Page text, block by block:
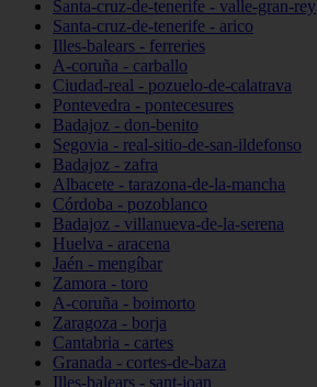
Santa-cruz-de-tenerife - valle-gran-rey
Santa-cruz-de-tenerife - arico
Illes-balears - ferreries
A-coruña - carballo
Ciudad-real - pozuelo-de-calatrava
Pontevedra - pontecesures
Badajoz - don-benito
Segovia - real-sitio-de-san-ildefonso
Badajoz - zafra
Albacete - tarazona-de-la-mancha
Córdoba - pozoblanco
Badajoz - villanueva-de-la-serena
Huelva - aracena
Jaén - mengíbar
Zamora - toro
A-coruña - boimorto
Zaragoza - borja
Cantabria - cartes
Granada - cortes-de-baza
Illes-balears - sant-joan